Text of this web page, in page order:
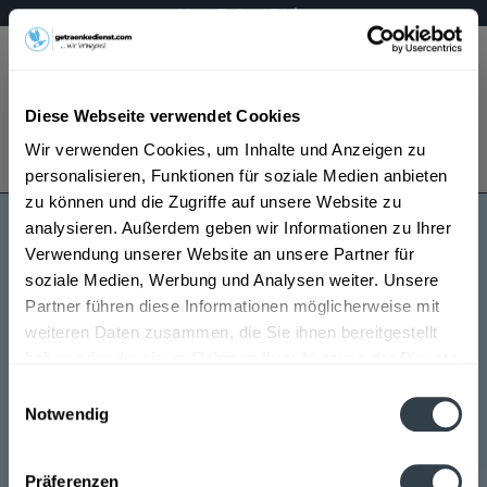
Diese Webseite verwendet Cookies
Wir verwenden Cookies, um Inhalte und Anzeigen zu
personalisieren, Funktionen für soziale Medien anbieten
zu können und die Zugriffe auf unsere Website zu
analysieren. Außerdem geben wir Informationen zu Ihrer
Verwendung unserer Website an unsere Partner für
soziale Medien, Werbung und Analysen weiter. Unsere
Partner führen diese Informationen möglicherweise mit
weiteren Daten zusammen, die Sie ihnen bereitgestellt
Notwendig
Präferenzen
Mo – Fr 9 – 17 Uhr
Menü
Bestellung widerrufen
Es gilt unsere Datenschutzerklärung
Cardenal
Cardenal wird in den folgenden Regionen, Städten,